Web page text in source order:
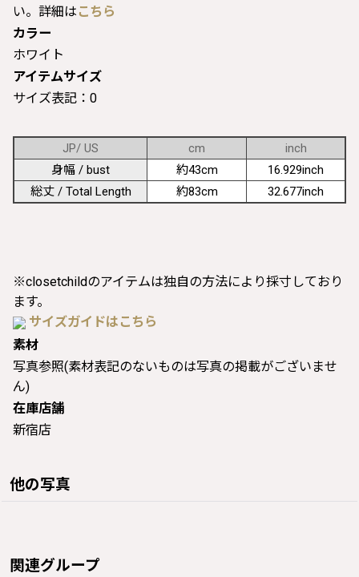
い。詳細は こちら
カラー
ホワイト
アイテムサイズ
サイズ表記：0
JP/ US cm
inch
身幅 / bust
約43cm
16.929inch
総丈 / Total Length
約83cm 32.677inch
※closetchildのアイテムは独自の方法により採寸しており
ます。
サイズガイドはこちら
素材
写真参照(素材表記のないものは写真の掲載がございませ
ん)
在庫店舗
新宿店
他の写真
関連グループ